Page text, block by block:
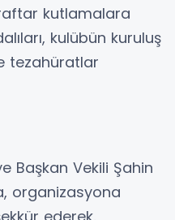
kutlamalara
kulübün kuruluş
tezahüratlar
Başkan Vekili Şahin
organizasyona
ederek,